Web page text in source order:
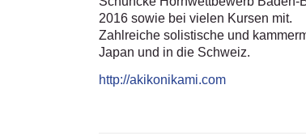
2016 sowie bei vielen Kursen mit.
Zahlreiche solistische und
Japan und in die Schweiz.
http://akikonikami.com